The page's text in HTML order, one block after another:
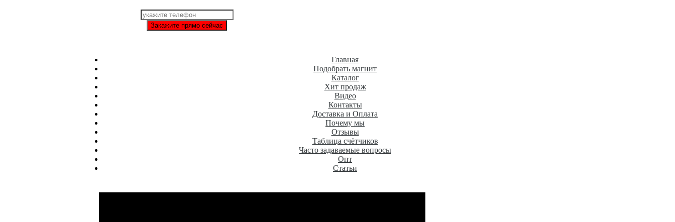
Главная
Подобрать магнит
Каталог
Хит продаж
Видео
Контакты
Доставка и Оплата
Почему мы
Отзывы
Таблица счётчиков
Часто задаваемые вопросы
Опт
Статьи